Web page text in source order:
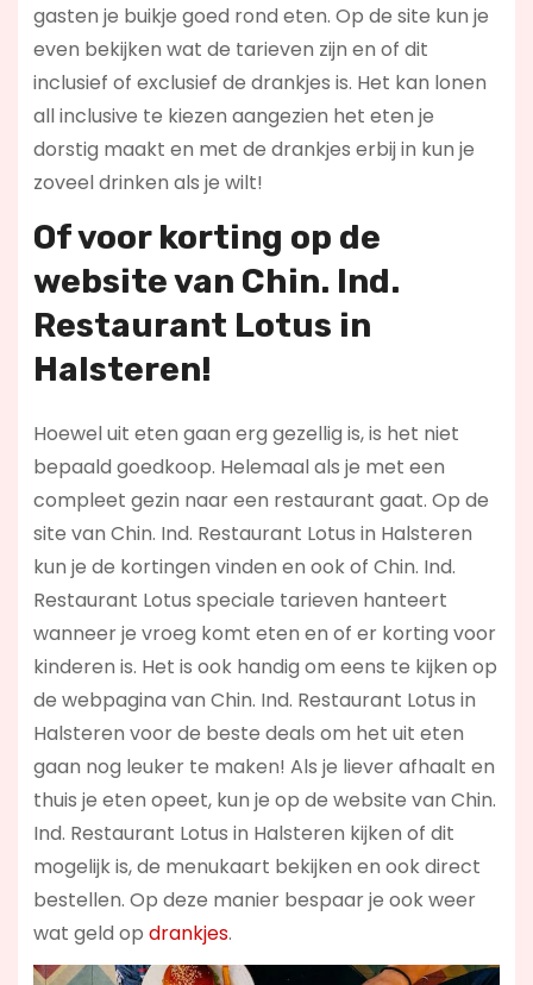
gasten je buikje goed rond eten. Op de site kun je
even bekijken wat de tarieven zijn en of dit
inclusief of exclusief de drankjes is. Het kan lonen
all inclusive te kiezen aangezien het eten je
dorstig maakt en met de drankjes erbij in kun je
zoveel drinken als je wilt!
Of voor korting op de
website van Chin. Ind.
Restaurant Lotus in
Halsteren!
Hoewel uit eten gaan erg gezellig is, is het niet
bepaald goedkoop. Helemaal als je met een
compleet gezin naar een restaurant gaat. Op de
site van Chin. Ind. Restaurant Lotus in Halsteren
kun je de kortingen vinden en ook of Chin. Ind.
Restaurant Lotus speciale tarieven hanteert
wanneer je vroeg komt eten en of er korting voor
kinderen is. Het is ook handig om eens te kijken op
de webpagina van Chin. Ind. Restaurant Lotus in
Halsteren voor de beste deals om het uit eten
gaan nog leuker te maken! Als je liever afhaalt en
thuis je eten opeet, kun je op de website van Chin.
Ind. Restaurant Lotus in Halsteren kijken of dit
mogelijk is, de menukaart bekijken en ook direct
bestellen. Op deze manier bespaar je ook weer
wat geld op drankjes.